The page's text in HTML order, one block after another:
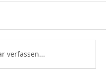
verfassen...